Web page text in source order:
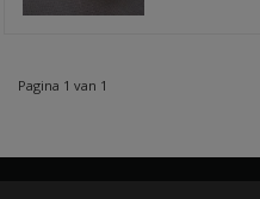
Pagina 1 van 1